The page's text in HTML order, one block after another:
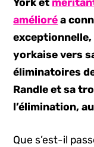
York et
amélioré a
yorkaise vers
éliminatoires
Randle et sa
l’élimination,
Que s’est-il